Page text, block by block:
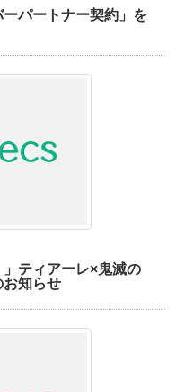
パートナー契約」を
」ティアーレ×鬼滅の
お知らせ